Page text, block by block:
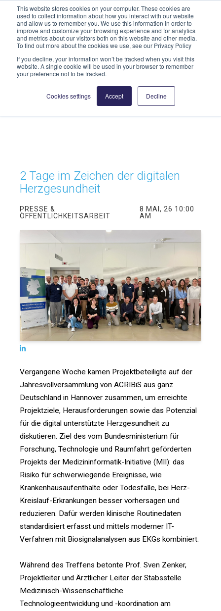
This website stores cookies on your computer. These cookies are
used to collect information about how you interact with our website
and allow us to remember you. We use this information in order to
improve and customize your browsing experience and for analytics
and metrics about our visitors both on this website and other media.
To find out more about the cookies we use, see our Privacy Policy
If you decline, your information won’t be tracked when you visit this
website. A single cookie will be used in your browser to remember
your preference not to be tracked.
Cookies settings Accept Decline
info@highmed-lehre.de
2 Tage im Zeichen der digitalen
Herzgesundheit
PRESSE &
ÖFFENTLICHKEITSARBEIT
8 MAI, 26 10:00
AM
Vergangene Woche kamen Projektbeteiligte auf der
Jahresvollversammlung von ACRIBiS aus ganz
Deutschland in Hannover zusammen, um erreichte
Projektziele, Herausforderungen sowie das Potenzial
für die digital unterstützte Herzgesundheit zu
diskutieren. Ziel des vom Bundesministerium für
Forschung, Technologie und Raumfahrt geförderten
Projekts der Medizininformatik-Initiative (MII): das
Risiko für schwerwiegende Ereignisse, wie
Krankenhausaufenthalte oder Todesfälle, bei Herz-
Kreislauf-Erkrankungen besser vorhersagen und
reduzieren. Dafür werden klinische Routinedaten
standardisiert erfasst und mittels moderner IT-
Verfahren mit Biosignalanalysen aus EKGs kombiniert.
Während des Treffens betonte Prof. Sven Zenker,
Projektleiter und Ärztlicher Leiter der Stabsstelle
Medizinisch-Wissenschaftliche
Technologieentwicklung und -koordination am